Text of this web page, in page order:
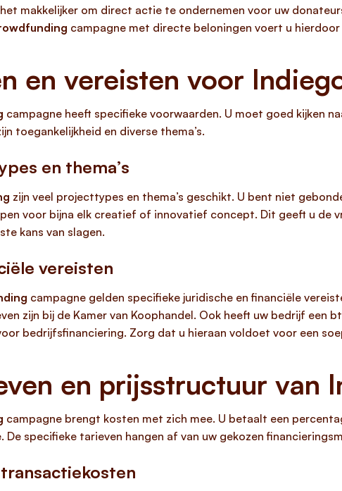
makkelijker om direct actie te ondernemen voor uw
campagne met directe beloningen voert u
en vereisten voor
campagne heeft specifieke voorwaarden. U moet goed kijken
toegankelijkheid en diverse thema’s.
en thema’s
zijn veel projecttypes en thema’s geschikt. U bent niet
voor bijna elk creatief of innovatief concept. Dit geeft u de
kans van slagen.
vereisten
campagne gelden specifieke juridische en financiële
zijn bij de Kamer van Koophandel. Ook heeft uw bedrijf een
bedrijfsfinanciering. Zorg dat u hieraan voldoet voor een
en prijsstructuur van
campagne brengt kosten met zich mee. U betaalt een
specifieke tarieven hangen af van uw gekozen